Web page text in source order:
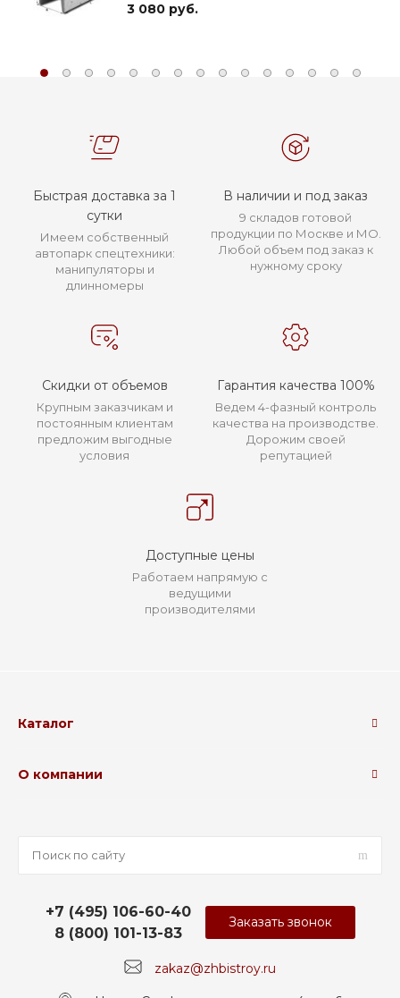
3 080 руб.
Быстрая доставка за 1
сутки
Имеем собственный
автопарк спецтехники:
манипуляторы и
длинномеры
В наличии и под заказ
9 складов готовой
продукции по Москве и МО.
Любой объем под заказ к
нужному сроку
Скидки от объемов
Крупным заказчикам и
постоянным клиентам
предложим выгодные
условия
Гарантия качества 100%
Ведем 4-фазный контроль
качества на производстве.
Дорожим своей
репутацией
Доступные цены
Работаем напрямую с
ведущими
производителями
Каталог
О компании
+7 (495) 106-60-40
8 (800) 101-13-83
zakaz@zhbistroy.ru
Заказать звонок